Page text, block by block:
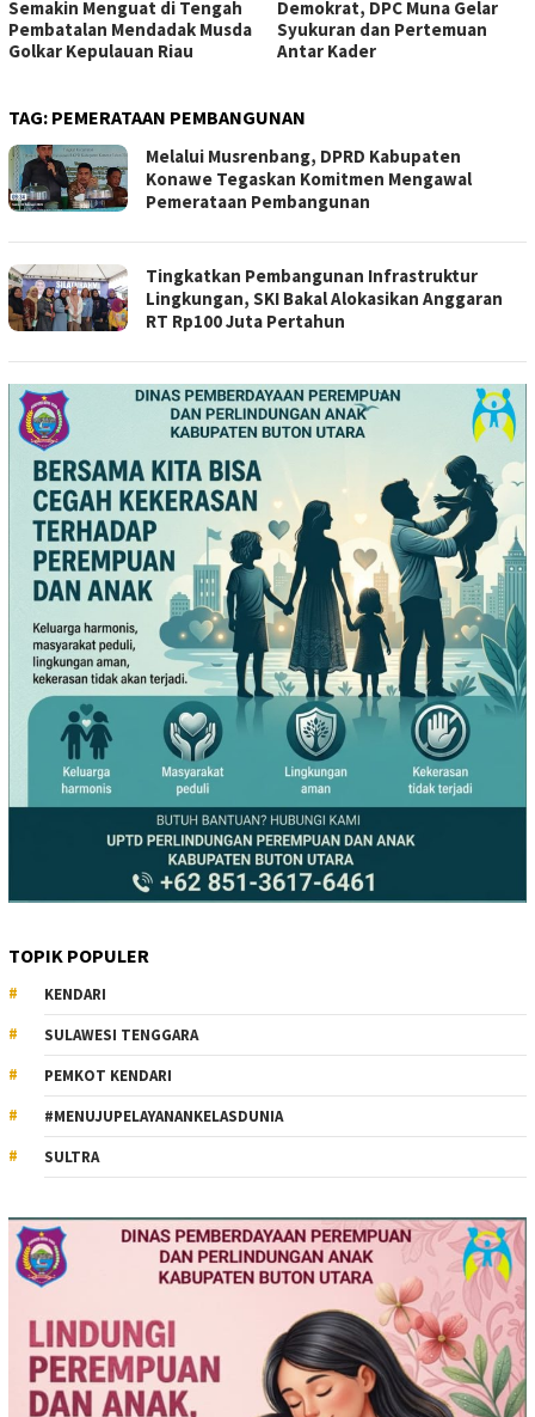
Semakin Menguat di Tengah
Pembatalan Mendadak Musda
Golkar Kepulauan Riau
Demokrat, DPC Muna Gelar
Syukuran dan Pertemuan
Antar Kader
TAG: PEMERATAAN PEMBANGUNAN
Melalui Musrenbang, DPRD Kabupaten
Konawe Tegaskan Komitmen Mengawal
Pemerataan Pembangunan
Tingkatkan Pembangunan Infrastruktur
Lingkungan, SKI Bakal Alokasikan Anggaran
RT Rp100 Juta Pertahun
TOPIK POPULER
KENDARI
SULAWESI TENGGARA
PEMKOT KENDARI
#MENUJUPELAYANANKELASDUNIA
SULTRA